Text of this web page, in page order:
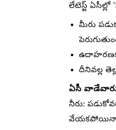
లేటెస్ట్ ఏసీల్లో
మీరు
దీనివల్ల
ఏసీ వాడేవారు
నీరు:
వేయకపోయినా